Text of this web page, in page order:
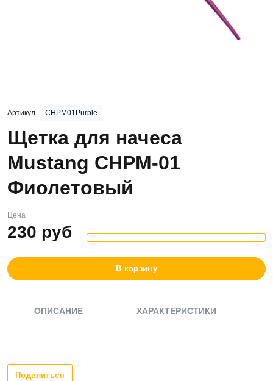
Артикул CHPM01Purple
Щетка для начеса
Mustang CHPM-01
Фиолетовый
Цена
230 руб
В корзину
ОПИСАНИЕ ХАРАКТЕРИСТИКИ
Поделиться